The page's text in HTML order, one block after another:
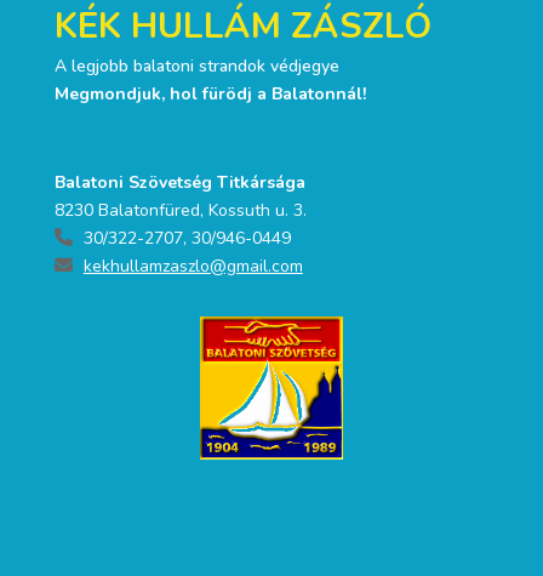
KÉK HULLÁM ZÁSZLÓ
A legjobb balatoni strandok védjegye
Megmondjuk, hol fürödj a Balatonnál!
Balatoni Szövetség Titkársága
8230 Balatonfüred, Kossuth u. 3.
30/322-2707, 30/946-0449
kekhullamzaszlo@gmail.com